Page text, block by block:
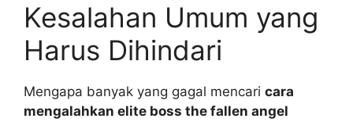
Kesalahan Umum yang
Harus Dihindari
Mengapa banyak yang gagal mencari cara
mengalahkan elite boss the fallen angel